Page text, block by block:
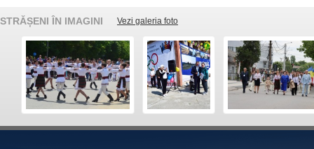
STRĂȘENI ÎN IMAGINI Vezi galeria foto